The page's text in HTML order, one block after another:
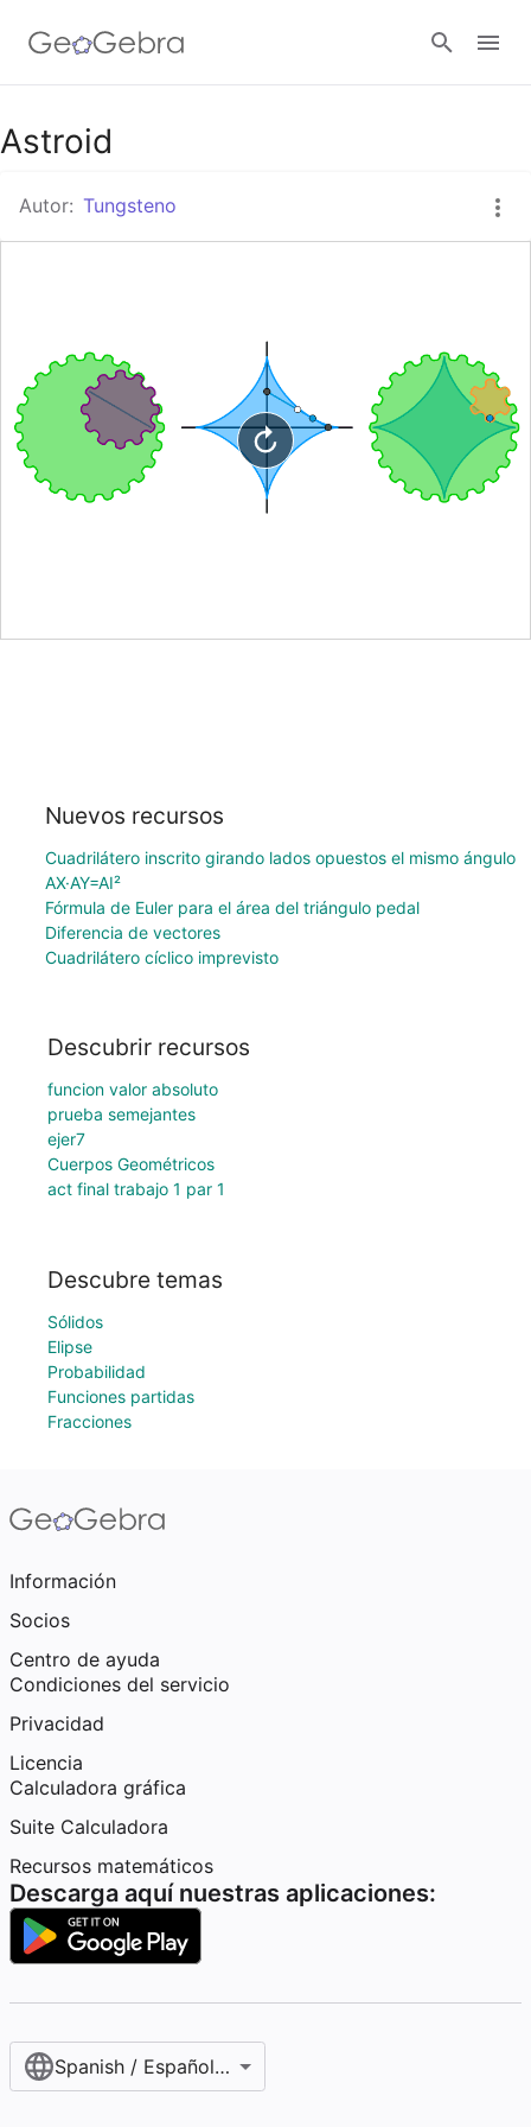
Astroid
Autor: Tungsteno
Nuevos recursos
Cuadrilátero inscrito girando lados opuestos el mismo ángulo
AX·AY=AI²
Fórmula de Euler para el área del triángulo pedal
Diferencia de vectores
Cuadrilátero cíclico imprevisto
Descubrir recursos
funcion valor absoluto
prueba semejantes
ejer7
Cuerpos Geométricos
act final trabajo 1 par 1
Descubre temas
Sólidos
Elipse
Probabilidad
Funciones partidas
Fracciones
Información
Socios
Centro de ayuda
Condiciones del servicio
Privacidad
Licencia
Calculadora gráfica
Suite Calculadora
Recursos matemáticos
Descarga aquí nuestras aplicaciones:
Spanish / Español (internacional)